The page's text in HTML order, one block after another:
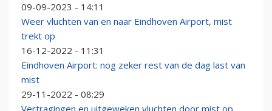
09-09-2023 - 14:11
Weer vluchten van en naar Eindhoven Airport, mist
trekt op
16-12-2022 - 11:31
Eindhoven Airport: nog zeker rest van de dag last van
mist
29-11-2022 - 08:29